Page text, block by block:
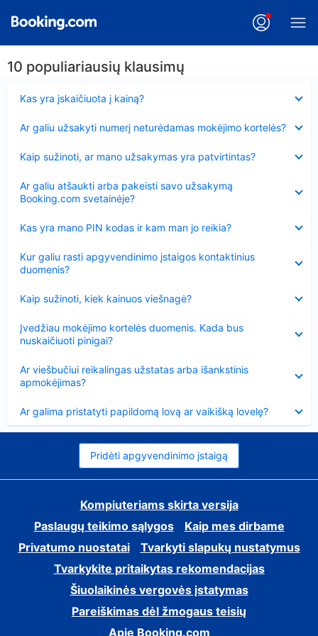
10 populiariausių klausimų
Kas yra įskaičiuota į kainą?
Ar galiu užsakyti numerį neturėdamas mokėjimo kortelės?
Kaip sužinoti, ar mano užsakymas yra patvirtintas?
Ar galiu atšaukti arba pakeisti savo užsakymą
Booking.com svetainėje?
Kas yra mano PIN kodas ir kam man jo reikia?
Kur galiu rasti apgyvendinimo įstaigos kontaktinius
duomenis?
Kaip sužinoti, kiek kainuos viešnagė?
Įvedžiau mokėjimo kortelės duomenis. Kada bus
nuskaičiuoti pinigai?
Ar viešbučiui reikalingas užstatas arba išankstinis
apmokėjimas?
Ar galima pristatyti papildomą lovą ar vaikišką lovelę?
Pridėti apgyvendinimo įstaigą
Kompiuteriams skirta versija
Paslaugų teikimo sąlygos
Kaip mes dirbame
Privatumo nuostatai
Tvarkyti slapukų nustatymus
Tvarkykite pritaikytas rekomendacijas
Šiuolaikinės vergovės įstatymas
Pareiškimas dėl žmogaus teisių
Apie Booking.com